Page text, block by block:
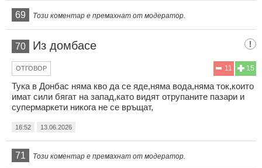
69 Този коментар е премахнат от модератор.
70 Из домбасе
15
11
ОТГОВОР
Тука в Донбас няма кво да се яде,няма вода,няма ток,които
имат сили бягат на запад,като видят отрупаните пазари и
супермаркети никога не се връщат,
16:52 13.06.2026
71 Този коментар е премахнат от модератор.